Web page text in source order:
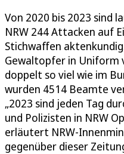
Von 2020 bis 2023 sind
NRW 244 Attacken auf
Stichwaffen
Gewaltopfer in Uniform
doppelt so viel wie im
wurden 4514 Beamte
„2023 sind jeden Tag
und Polizisten in NRW
erläutert NRW-
gegenüber dieser